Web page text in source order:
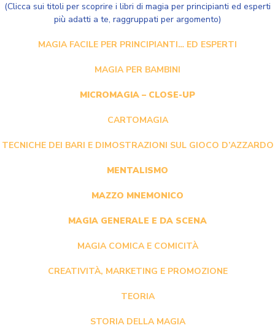
(Clicca sui titoli per scoprire i libri di magia per principianti ed esperti
più adatti a te, raggruppati per argomento)
MAGIA FACILE PER PRINCIPIANTI… ED ESPERTI
MAGIA PER BAMBINI
MICROMAGIA – CLOSE-UP
CARTOMAGIA
TECNICHE DEI BARI E DIMOSTRAZIONI SUL GIOCO D’AZZARDO
MENTALISMO
MAZZO MNEMONICO
MAGIA GENERALE E DA SCENA
MAGIA COMICA E COMICITÀ
CREATIVITÀ, MARKETING E PROMOZIONE
TEORIA
STORIA DELLA MAGIA